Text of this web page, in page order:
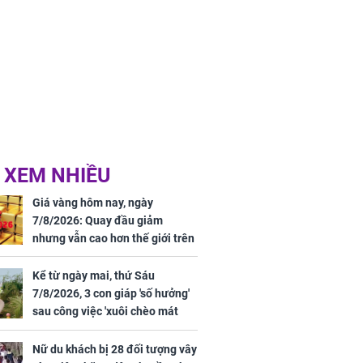
NHIỀU
Giá vàng hôm nay, ngày
7/8/2026: Quay đầu giảm
nhưng vẫn cao hơn thế giới trên
7 triệu đồng
Kể từ ngày mai, thứ Sáu
7/8/2026, 3 con giáp 'số hưởng'
sau công việc 'xuôi chèo mát
mái', tiền tài 'thu về như nước',
tình duyên viên mãn
Nữ du khách bị 28 đối tượng vây